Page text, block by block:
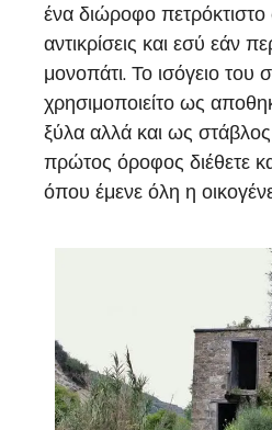
ένα διώροφο πετρόκτιστο
αντικρίσεις και εσύ εάν
μονοπάτι. Το ισόγειο του
χρησιμοποιείτο ως
ξύλα αλλά και ως
πρώτος όροφος διέθετε
όπου έμενε όλη η